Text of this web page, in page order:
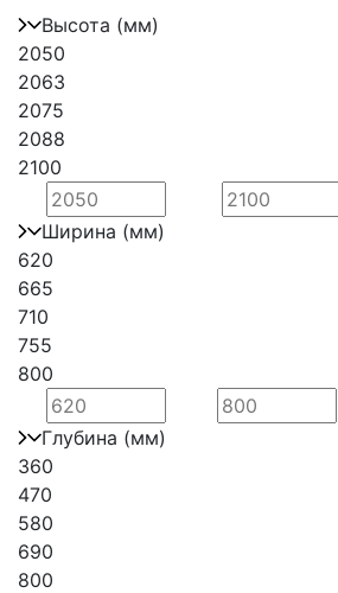
Высота (мм)
2050
2063
2075
2088
2100
Ширина (мм)
620
665
710
755
800
Глубина (мм)
360
470
580
690
800